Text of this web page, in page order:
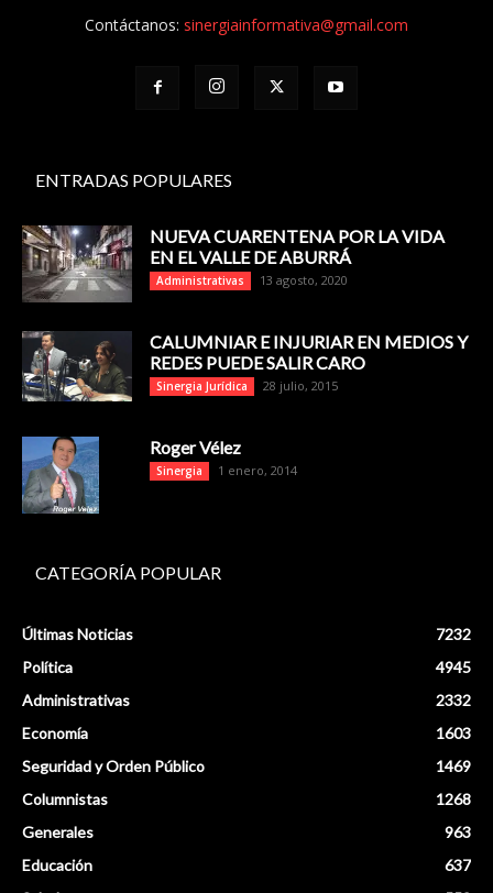
Contáctanos: sinergiainformativa@gmail.com
ENTRADAS POPULARES
NUEVA CUARENTENA POR LA VIDA
EN EL VALLE DE ABURRÁ
Administrativas 13 agosto, 2020
CALUMNIAR E INJURIAR EN MEDIOS Y
REDES PUEDE SALIR CARO
Sinergia Jurídica 28 julio, 2015
Roger Vélez
Sinergia 1 enero, 2014
CATEGORÍA POPULAR
Últimas Noticias
7232
Política
4945
Administrativas
2332
Economía
1603
Seguridad y Orden Público
1469
Columnistas
1268
Generales
963
Educación
637